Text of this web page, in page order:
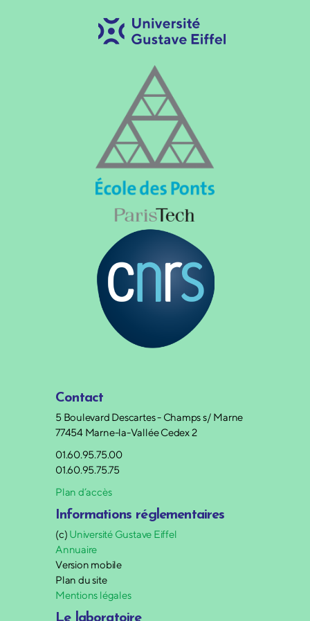
Contact
5 Boulevard Descartes - Champs s/ Marne
77454 Marne-la-Vallée Cedex 2
01.60.95.75.00
01.60.95.75.75
Plan d’accès
Informations réglementaires
(c) Université Gustave Eiffel
Annuaire
Version mobile
Plan du site
Mentions légales
Le laboratoire